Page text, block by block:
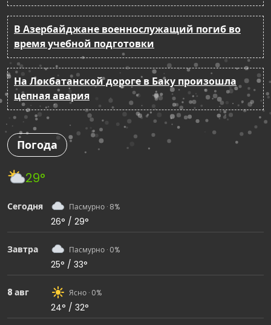
В Азербайджане военнослужащий погиб во
время учебной подготовки
На Локбатанской дороге в Баку произошла
цепная авария
Погода
29°
Сегодня Пасмурно · 8%
26° / 29°
Завтра Пасмурно · 0%
25° / 33°
8 авг Ясно · 0%
24° / 32°